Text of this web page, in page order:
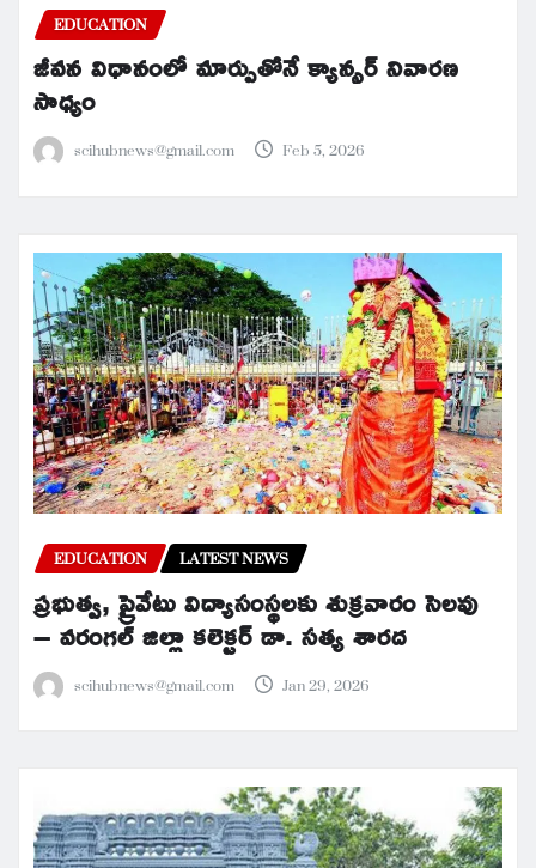
EDUCATION
జీవన విధానంలో మార్పుతోనే క్యాన్సర్ నివారణ
సాధ్యం
scihubnews@gmail.com Feb 5, 2026
EDUCATION LATEST NEWS
ప్రభుత్వ, ప్రైవేటు విద్యాసంస్థలకు శుక్రవారం సెలవు
– వరంగల్ జిల్లా కలెక్టర్ డా. సత్య శారద
scihubnews@gmail.com Jan 29, 2026